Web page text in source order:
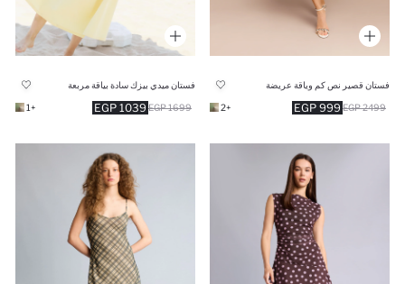
فستان قصير نص كم وياقة عريضة
999 EGP 2499 EGP
+2
فستان ميدي بيزك سادة بياقة مربعة
1039 EGP 1699 EGP
+1